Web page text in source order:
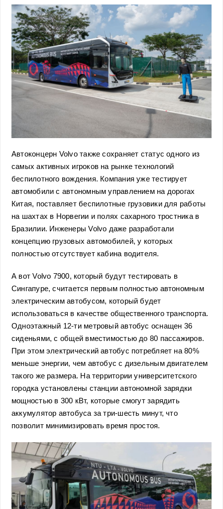
Автоконцерн Volvo также сохраняет статус одного из
самых активных игроков на рынке технологий
беспилотного вождения. Компания уже тестирует
автомобили с автономным управлением на дорогах
Китая, поставляет беспилотные грузовики для работы
на шахтах в Норвегии и полях сахарного тростника в
Бразилии. Инженеры Volvo даже разработали
концепцию грузовых автомобилей, у которых
полностью отсутствует кабина водителя.
А вот Volvo 7900, который будут тестировать в
Сингапуре, считается первым полностью автономным
электрическим автобусом, который будет
использоваться в качестве общественного транспорта.
Одноэтажный 12-ти метровый автобус оснащен 36
сиденьями, с общей вместимостью до 80 пассажиров.
При этом электрический автобус потребляет на 80%
меньше энергии, чем автобус с дизельным двигателем
такого же размера. На территории университетского
городка установлены станции автономной зарядки
мощностью в 300 кВт, которые смогут зарядить
аккумулятор автобуса за три-шесть минут, что
позволит минимизировать время простоя.